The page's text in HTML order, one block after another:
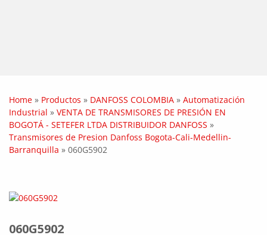
Home » Productos » DANFOSS COLOMBIA » Automatización
Industrial » VENTA DE TRANSMISORES DE PRESIÓN EN
BOGOTÁ - SETEFER LTDA DISTRIBUIDOR DANFOSS »
Transmisores de Presion Danfoss Bogota-Cali-Medellin-
Barranquilla » 060G5902
060G5902